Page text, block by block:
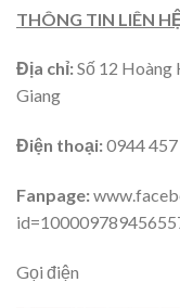
THÔNG TIN LIÊN
Địa chỉ:Số 12 Hoàng
Giang
Điện thoại:0944
Fanpage:
Gọi điện